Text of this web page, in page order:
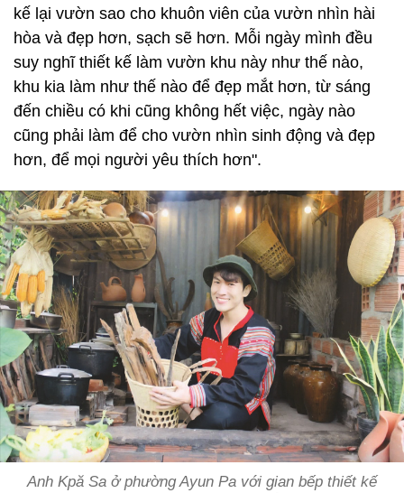
kế lại vườn sao cho khuôn viên của vườn nhìn hài
hòa và đẹp hơn, sạch sẽ hơn. Mỗi ngày mình đều
suy nghĩ thiết kế làm vườn khu này như thế nào,
khu kia làm như thế nào để đẹp mắt hơn, từ sáng
đến chiều có khi cũng không hết việc, ngày nào
cũng phải làm để cho vườn nhìn sinh động và đẹp
hơn, để mọi người yêu thích hơn".
Anh Kpă Sa ở phường Ayun Pa với gian bếp thiết kế